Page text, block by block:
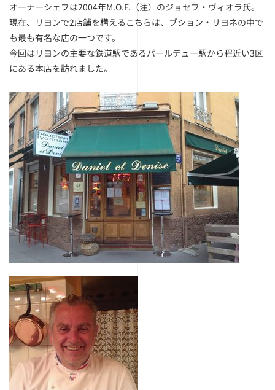
オーナーシェフは2004年M.O.F.（注）のジョセフ・ヴィオラ氏。
現在、リヨンで2店舗を構えるこちらは、ブション・リヨネの中で
も最も有名な店の一つです。
今回はリヨンの主要な鉄道駅であるパールデュー駅から程近い3区
にある本店を訪れました。